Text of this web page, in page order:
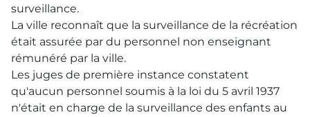
surveillance.
La ville reconnaît que la surveillance de la récréation
était assurée par du personnel non enseignant
rémunéré par la ville.
Les juges de première instance constatent
qu'aucun personnel soumis à la loi du 5 avril 1937
n'était en charge de la surveillance des enfants au